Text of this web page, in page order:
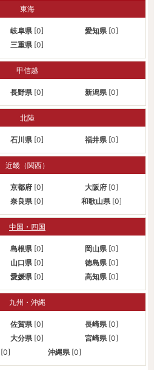
東海
岐阜県 [0] 愛知県 [0]
三重県 [0]
甲信越
長野県 [0] 新潟県 [0]
北陸
石川県 [0] 福井県 [0]
近畿（関西）
京都府 [0] 大阪府 [0]
奈良県 [0] 和歌山県 [0]
中国・四国
島根県 [0] 岡山県 [0]
山口県 [0] 徳島県 [0]
愛媛県 [0] 高知県 [0]
九州・沖縄
佐賀県 [0] 長崎県 [0]
大分県 [0] 宮崎県 [0]
[0] 沖縄県 [0]